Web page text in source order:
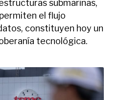
submarinas,
el flujo
constituyen hoy un
tecnológica.